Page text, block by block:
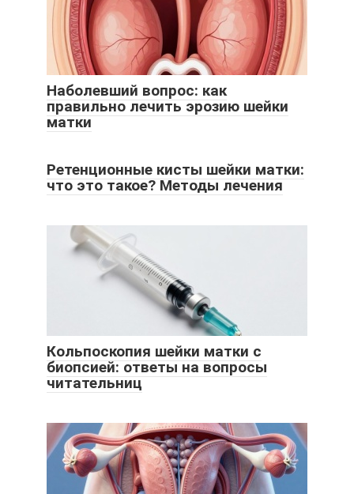
Наболевший вопрос: как
правильно лечить эрозию шейки
матки
Ретенционные кисты шейки матки:
что это такое? Методы лечения
Кольпоскопия шейки матки с
биопсией: ответы на вопросы
читательниц